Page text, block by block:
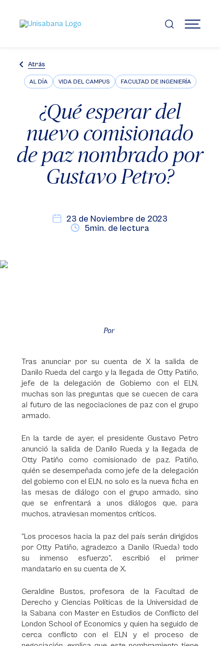
contenido
principal
MENÚ
Atrás
AL DÍA VIDA DEL CAMPUS FACULTAD DE INGENIERÍA
¿Qué esperar del
nuevo comisionado
de paz nombrado por
Gustavo Petro?
23 de Noviembre de 2023
5min. de lectura
Por
Tras anunciar por su cuenta de X la salida de
Danilo Rueda del cargo y la llegada de Otty Patiño,
jefe de la delegación de Gobierno con el ELN,
muchas son las preguntas que se cuecen de cara
al futuro de las negociaciones de paz con el grupo
armado.
En la tarde de ayer, el presidente Gustavo Petro
anunció la salida de Danilo Rueda y la llegada de
Otty Patiño como comisionado de paz. Patiño,
quién se desempeñada como jefe de la delegación
del gobierno con el ELN, no solo es la nueva ficha en
las mesas de diálogo con el grupo armado, sino
que se enfrentará a unos diálogos que, para
muchos, atraviesan momentos críticos.
“Los procesos hacia la paz del país serán dirigidos
por Otty Patiño, agradezco a Danilo (Rueda) todo
su inmenso esfuerzo”, escribió el primer
mandatario en su cuenta de X.
Geraldine Bustos, profesora de la Facultad de
Derecho y Ciencias Políticas de la Universidad de
la Sabana con Master en Estudios de Conflicto del
London School of Economics y quien ha seguido de
cerca conflicto con el ELN y el proceso de